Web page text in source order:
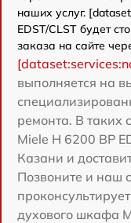
наших услуг.
EDST/CLST будет
заказа на сайте
выполняется на
ремонта. В таких
Miele H 6200 BP
Казани и
Позвоните и наш
духового шкафа